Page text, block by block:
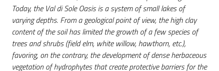
Today, the Val di Sole Oasis is a system of small lakes of
varying depths. From a geological point of view, the high clay
content of the soil has limited the growth of a few species of
trees and shrubs (field elm, white willow, hawthorn, etc.),
favoring, on the contrary, the development of dense herbaceous
vegetation of hydrophytes that create protective barriers for the